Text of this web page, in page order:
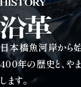
沿革
日本橋魚河岸から始
400年の歴史と、や
します。